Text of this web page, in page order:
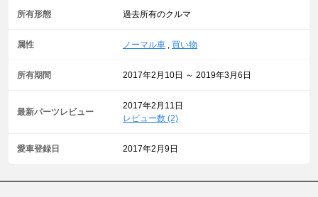
所有形態 過去所有のクルマ
属性 ノーマル車 , 買い物
所有期間 2017年2月10日 ～ 2019年3月6日
最新パーツレビュー
2017年2月11日
レビュー数 (2)
愛車登録日 2017年2月9日